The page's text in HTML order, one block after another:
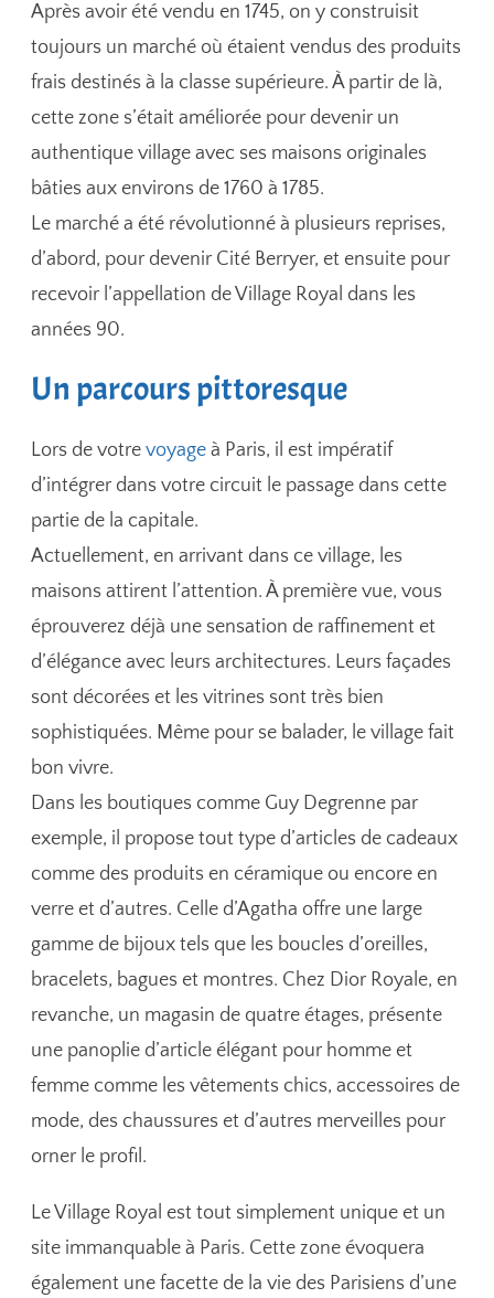
Après avoir été vendu en 1745, on y construisit
toujours un marché où étaient vendus des produits
frais destinés à la classe supérieure. À partir de là,
cette zone s’était améliorée pour devenir un
authentique village avec ses maisons originales
bâties aux environs de 1760 à 1785.
Le marché a été révolutionné à plusieurs reprises,
d’abord, pour devenir Cité Berryer, et ensuite pour
recevoir l’appellation de Village Royal dans les
années 90.
Un parcours pittoresque
Lors de votrevoyage à Paris, il est impératif
d’intégrer dans votre circuit le passage dans cette
partie de la capitale.
Actuellement, en arrivant dans ce village, les
maisons attirent l’attention. À première vue, vous
éprouverez déjà une sensation de raffinement et
d’élégance avec leurs architectures. Leurs façades
sont décorées et les vitrines sont très bien
sophistiquées. Même pour se balader, le village fait
bon vivre.
Dans les boutiques comme Guy Degrenne par
exemple, il propose tout type d’articles de cadeaux
comme des produits en céramique ou encore en
verre et d’autres. Celle d’Agatha offre une large
gamme de bijoux tels que les boucles d’oreilles,
bracelets, bagues et montres. Chez Dior Royale, en
revanche, un magasin de quatre étages, présente
une panoplie d’article élégant pour homme et
femme comme les vêtements chics, accessoires de
mode, des chaussures et d’autres merveilles pour
orner le profil.
Le Village Royal est tout simplement unique et un
site immanquable à Paris. Cette zone évoquera
également une facette de la vie des Parisiens d’une